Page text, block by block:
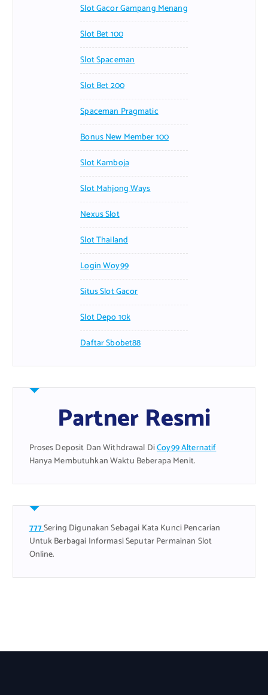
Slot Gacor Gampang Menang
Slot Bet 100
Slot Spaceman
Slot Bet 200
Spaceman Pragmatic
Bonus New Member 100
Slot Kamboja
Slot Mahjong Ways
Nexus Slot
Slot Thailand
Login Woy99
Situs Slot Gacor
Slot Depo 10k
Daftar Sbobet88
Partner Resmi
Proses Deposit Dan Withdrawal DiCoy99 Alternatif
Hanya Membutuhkan Waktu Beberapa Menit.
777Sering Digunakan Sebagai Kata Kunci Pencarian
Untuk Berbagai Informasi Seputar Permainan Slot
Online.